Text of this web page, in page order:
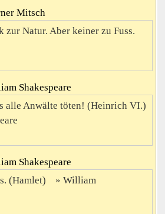
Mitsch
Natur. Aber keiner zu Fuss.
Shakespeare
alle Anwälte töten! (Heinrich VI.)
Shakespeare
(Hamlet)
William